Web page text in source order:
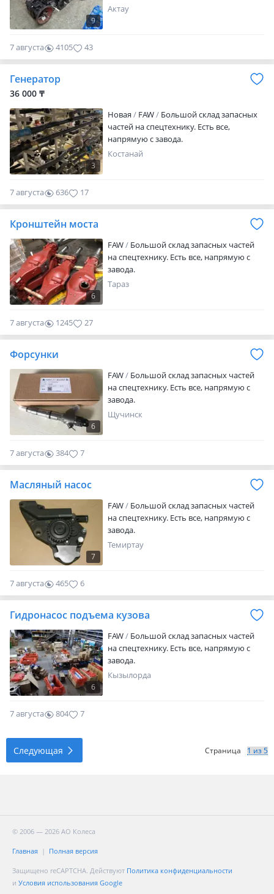
9
Актау
7 августа 4105 43
Генератор
36 000 ₸
3
Новая FAW
Большой склад запасных
частей на спецтехнику. Есть все,
напрямую с завода.
Костанай
7 августа 636 17
Кронштейн моста
6
FAW
Большой склад запасных частей
на спецтехнику. Есть все, напрямую с
завода.
Тараз
7 августа 1245 27
Форсунки
6
FAW
Большой склад запасных частей
на спецтехнику. Есть все, напрямую с
завода.
Щучинск
7 августа 384 7
Масляный насос
7
FAW
Большой склад запасных частей
на спецтехнику. Есть все, напрямую с
завода.
Темиртау
7 августа 465 6
Гидронасос подъема кузова
6
FAW
Большой склад запасных частей
на спецтехнику. Есть все, напрямую с
завода.
Кызылорда
7 августа 804 7
Следующая Страница
© 2006 — 2026 АО Колеса
Главная Полная версия
Защищено reCAPTCHA. Действуют Политика конфиденциальности
и Условия использования Google